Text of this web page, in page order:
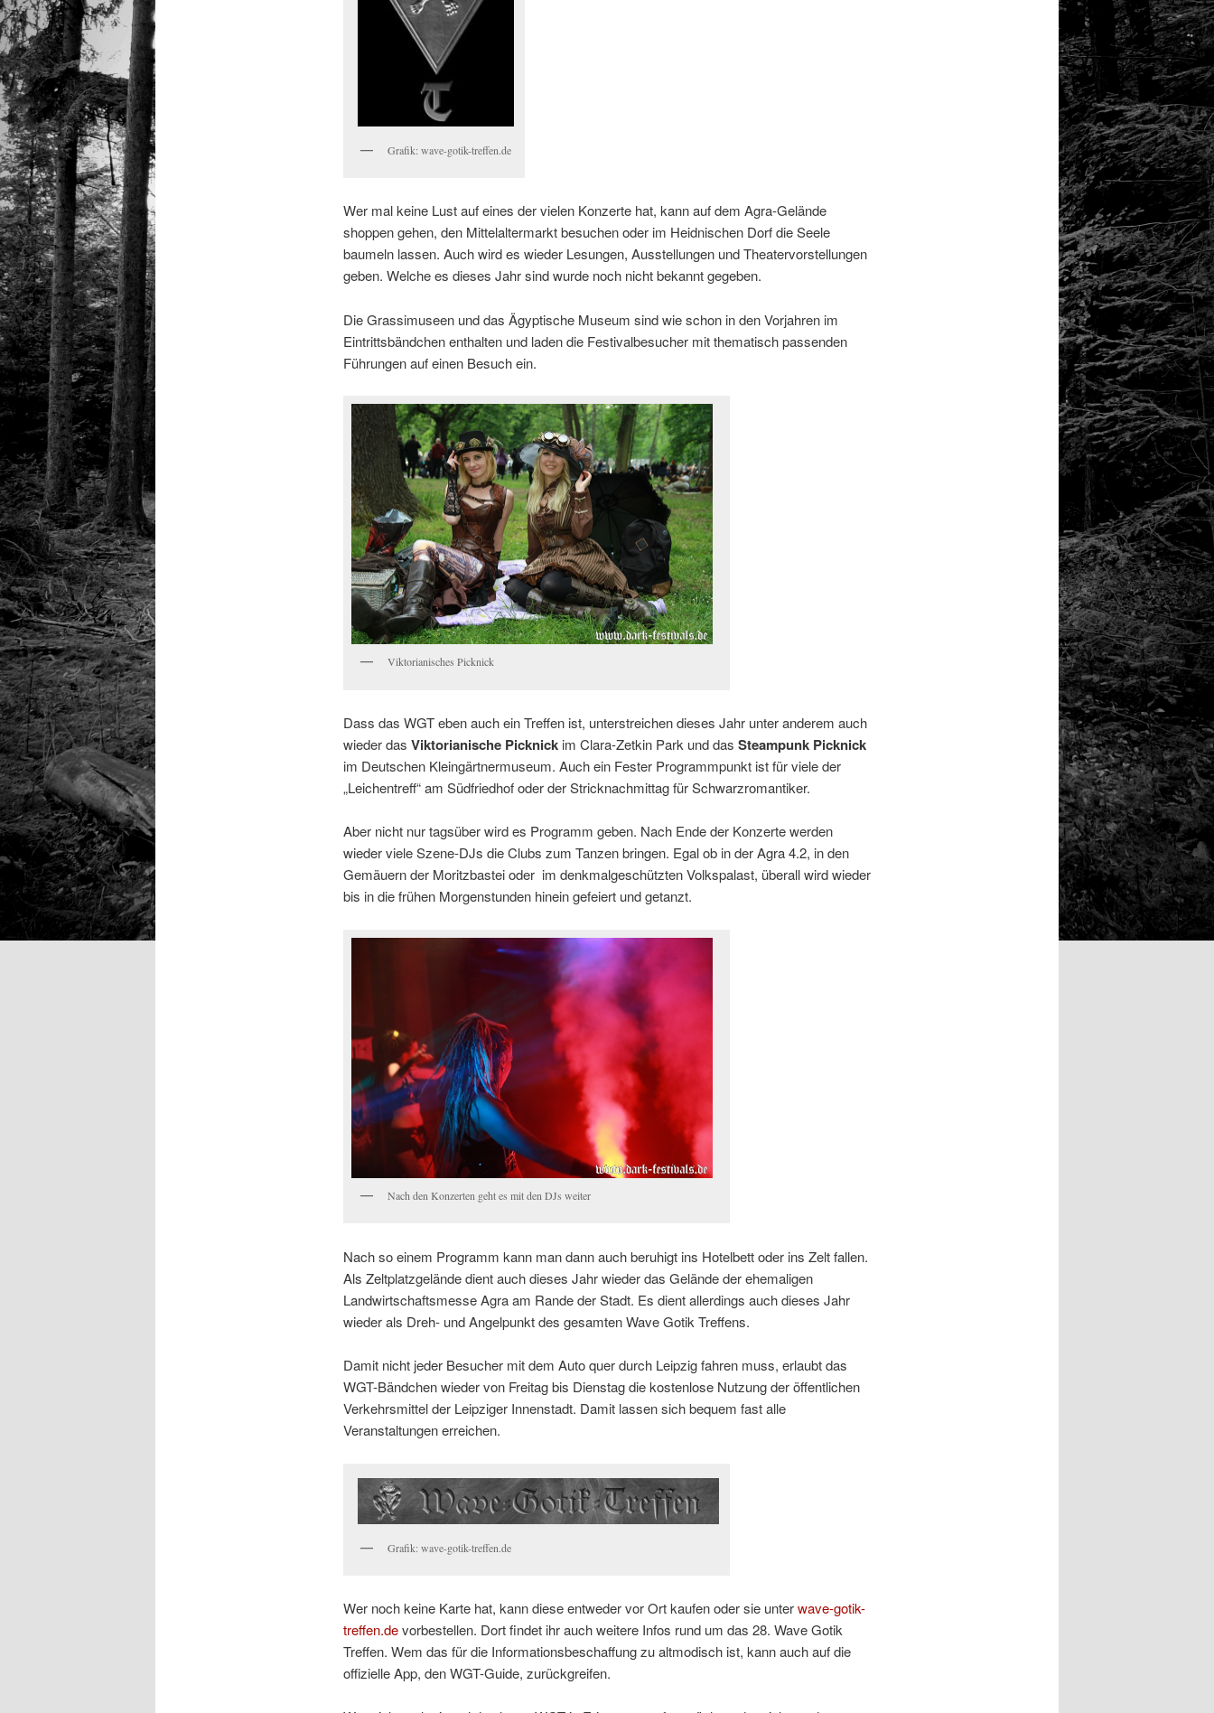
Grafik: wave-gotik-treffen.de
Wer mal keine Lust auf eines der vielen Konzerte hat, kann auf dem Agra-Gelände
shoppen gehen, den Mittelaltermarkt besuchen oder im Heidnischen Dorf die Seele
baumeln lassen. Auch wird es wieder Lesungen, Ausstellungen und Theatervorstellungen
geben. Welche es dieses Jahr sind wurde noch nicht bekannt gegeben.
Die Grassimuseen und das Ägyptische Museum sind wie schon in den Vorjahren im
Eintrittsbändchen enthalten und laden die Festivalbesucher mit thematisch passenden
Führungen auf einen Besuch ein.
Viktorianisches Picknick
Dass das WGT eben auch ein Treffen ist, unterstreichen dieses Jahr unter anderem auch
wieder das Viktorianische Picknickim Clara-Zetkin Park und das Steampunk Picknick
im Deutschen Kleingärtnermuseum. Auch ein Fester Programmpunkt ist für viele der
„Leichentreff“ am Südfriedhof oder der Stricknachmittag für Schwarzromantiker.
Aber nicht nur tagsüber wird es Programm geben. Nach Ende der Konzerte werden
wieder viele Szene-DJs die Clubs zum Tanzen bringen. Egal ob in der Agra 4.2, in den
Gemäuern der Moritzbastei oder im denkmalgeschützten Volkspalast, überall wird wieder
bis in die frühen Morgenstunden hinein gefeiert und getanzt.
Nach den Konzerten geht es mit den DJs weiter
Nach so einem Programm kann man dann auch beruhigt ins Hotelbett oder ins Zelt fallen.
Als Zeltplatzgelände dient auch dieses Jahr wieder das Gelände der ehemaligen
Landwirtschaftsmesse Agra am Rande der Stadt. Es dient allerdings auch dieses Jahr
wieder als Dreh- und Angelpunkt des gesamten Wave Gotik Treffens.
Damit nicht jeder Besucher mit dem Auto quer durch Leipzig fahren muss, erlaubt das
WGT-Bändchen wieder von Freitag bis Dienstag die kostenlose Nutzung der öffentlichen
Verkehrsmittel der Leipziger Innenstadt. Damit lassen sich bequem fast alle
Veranstaltungen erreichen.
Grafik: wave-gotik-treffen.de
Wer noch keine Karte hat, kann diese entweder vor Ort kaufen oder sie unterwave-gotik-
treffen.devorbestellen. Dort findet ihr auch weitere Infos rund um das 28. Wave Gotik
Treffen. Wem das für die Informationsbeschaffung zu altmodisch ist, kann auch auf die
offizielle App, den WGT-Guide, zurückgreifen.